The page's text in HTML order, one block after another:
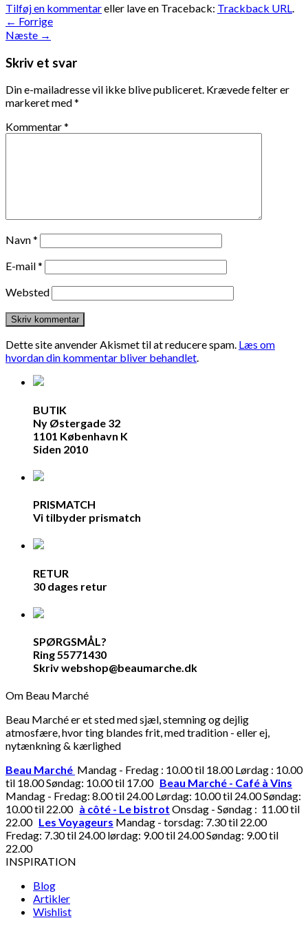
Tilføj en kommentareller lave en Traceback: Trackback URL.
← Forrige
Næste →
Skriv et svar
Din e-mailadresse vil ikke blive publiceret. Krævede felter er
markeret med*
Kommentar*
Navn*
E-mail*
Websted
Dette site anvender Akismet til at reducere spam. Læs om
hvordan din kommentar bliver behandlet.
BUTIK
Ny Østergade 32
1101 København K
Siden 2010
PRISMATCH
Vi tilbyder prismatch
RETUR
30 dages retur
SPØRGSMÅL?
Ring 55771430
Skriv webshop@beaumarche.dk
Om Beau Marché
Beau Marché er et sted med sjæl, stemning og dejlig
atmosfære, hvor ting blandes frit, med tradition - eller ej,
nytænkning & kærlighed
Beau Marché Mandag - Fredag : 10.00 til 18.00 Lørdag : 10.00
til 18.00 Søndag: 10.00 til 17.00 Beau Marché - Café à Vins
Mandag - Fredag: 8.00 til 24.00 Lørdag: 10.00 til 24.00 Søndag:
10.00 til 22.00 à côté - Le bistrot Onsdag - Søndag : 11.00 til
22.00 Les Voyageurs Mandag - torsdag: 7.30 til 22.00
Fredag: 7.30 til 24.00 lørdag: 9.00 til 24.00 Søndag: 9.00 til
22.00
INSPIRATION
Blog
Artikler
Wishlist